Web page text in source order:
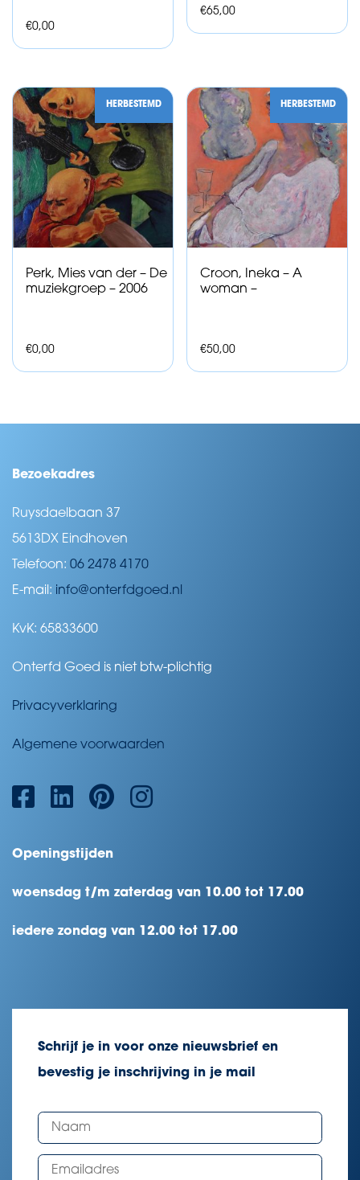
€0,00
€65,00
HERBESTEMD
Perk, Mies van der – De
muziekgroep – 2006
€0,00
HERBESTEMD
Croon, Ineka – A
woman –
€50,00
Bezoekadres
Ruysdaelbaan 37
5613DX Eindhoven
Telefoon: 06 2478 4170
E-mail: info@onterfdgoed.nl
KvK: 65833600
Onterfd Goed is niet btw-plichtig
Privacyverklaring
Algemene voorwaarden
Openingstijden
woensdag t/m zaterdag van 10.00 tot 17.00
iedere zondag van 12.00 tot 17.00
Schrijf je in voor onze nieuwsbrief en
bevestig je inschrijving in je mail